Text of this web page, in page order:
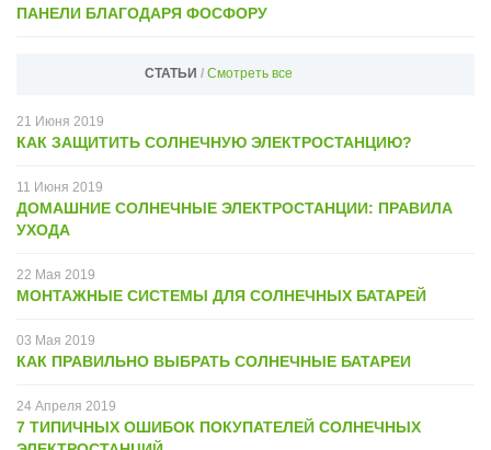
ПАНЕЛИ БЛАГОДАРЯ ФОСФОРУ
СТАТЬИ / Смотреть все
21 Июня 2019
КАК ЗАЩИТИТЬ СОЛНЕЧНУЮ ЭЛЕКТРОСТАНЦИЮ?
11 Июня 2019
ДОМАШНИЕ СОЛНЕЧНЫЕ ЭЛЕКТРОСТАНЦИИ: ПРАВИЛА
УХОДА
22 Мая 2019
МОНТАЖНЫЕ СИСТЕМЫ ДЛЯ СОЛНЕЧНЫХ БАТАРЕЙ
03 Мая 2019
КАК ПРАВИЛЬНО ВЫБРАТЬ СОЛНЕЧНЫЕ БАТАРЕИ
24 Апреля 2019
7 ТИПИЧНЫХ ОШИБОК ПОКУПАТЕЛЕЙ СОЛНЕЧНЫХ